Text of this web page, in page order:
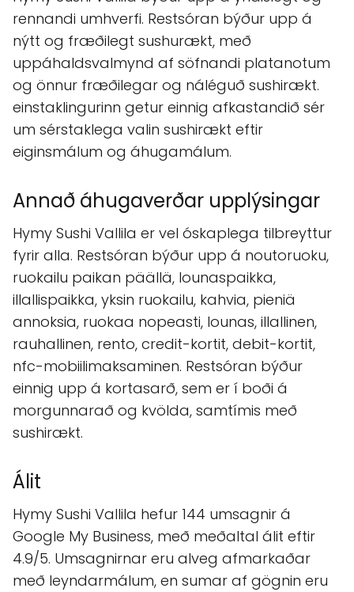
rennandi umhverfi. Restsóran býður upp á
nýtt og fræðilegt sushurækt, með
uppáhaldsvalmynd af söfnandi platanotum
og önnur fræðilegar og náléguð sushirækt.
einstaklingurinn getur einnig afkastandið sér
um sérstaklega valin sushirækt eftir
eiginsmálum og áhugamálum.
Annað áhugaverðar upplýsingar
Hymy Sushi Vallila er vel óskaplega tilbreyttur
fyrir alla. Restsóran býður upp á noutoruoku,
ruokailu paikan päällä, lounaspaikka,
illallispaikka, yksin ruokailu, kahvia, pieniä
annoksia, ruokaa nopeasti, lounas, illallinen,
rauhallinen, rento, credit-kortit, debit-kortit,
nfc-mobiilimaksaminen. Restsóran býður
einnig upp á kortasarð, sem er í boði á
morgunnarað og kvölda, samtímis með
sushirækt.
Álit
Hymy Sushi Vallila hefur 144 umsagnir á
Google My Business, með meðaltal álit eftir
4.9/5. Umsagnirnar eru alveg afmarkaðar
með leyndarmálum, en sumar af gögnin eru